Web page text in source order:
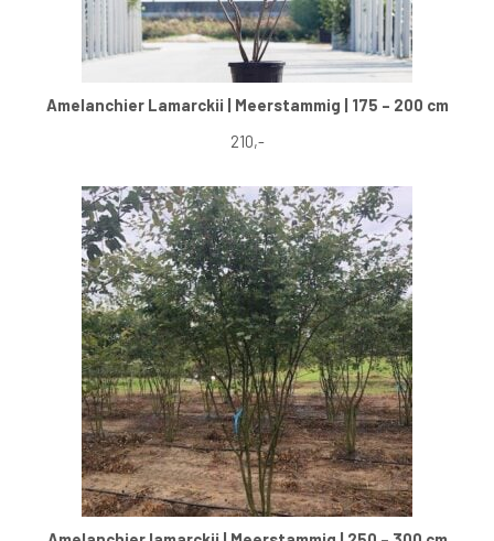
Amelanchier Lamarckii | Meerstammig | 175 – 200 cm
210,-